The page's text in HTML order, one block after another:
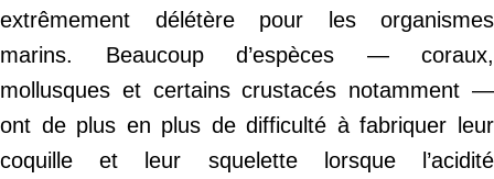
extrêmement délétère pour les organismes
marins. Beaucoup d’espèces — coraux,
mollusques et certains crustacés notamment —
ont de plus en plus de difficulté à fabriquer leur
coquille et leur squelette lorsque l’acidité